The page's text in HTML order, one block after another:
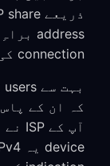
connection کی شناخت کر سکتا ہے۔